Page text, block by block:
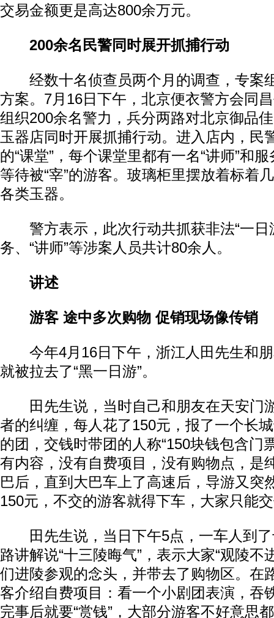
交易金额更是高达800余万元。
200余名民警同时展开抓捕行动
经数十名侦查员两个月的调查，专案
方案。7月16日下午，北京便衣警方会同
组织200余名警力，兵分两路对北京御品
玉器店同时开展抓捕行动。进入店内，民
的“课堂”，每个课堂里都有一名“讲师”和
等待被“宰”的游客。玻璃柜里摆放着标着
各类玉器。
警方表示，此次行动共抓获非法“一日
务、“讲师”等涉案人员共计80余人。
讲述
游客 途中多次购物 促销现场像传销
今年4月16日下午，浙江人田先生和朋
就被拉去了“黑一日游”。
田先生说，当时自己和朋友在天安门
者的纠缠，每人花了150元，报了一个长
的团，交钱时带团的人称“150块钱包含门
有内容，没有自费项目，没有购物点，是
巴后，直到大巴车上了高速后，导游又突
150元，不交的游客就得下车，大家只能
田先生说，当日下午5点，一车人到了
路讲解说“十三陵晦气”，表示大家“观陵不
们进陵参观的念头，并带去了购物区。在
客介绍自费项目：看一个小剧团表演，吞
完事后就要“赏钱”，大部分游客不好意思